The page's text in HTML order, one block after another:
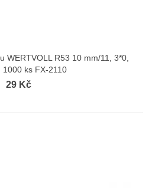
WERTVOLL R53 10 mm/11, 3*0,
1000 ks FX-2110
29 Kč